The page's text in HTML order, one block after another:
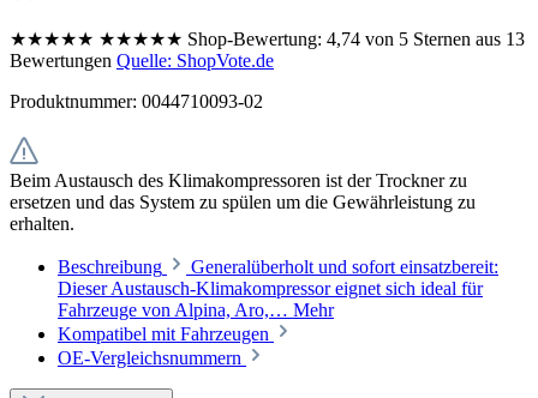
★★★★★ ★★★★★ Shop-Bewertung: 4,74 von 5 Sternen aus 13
Bewertungen Quelle: ShopVote.de
Produktnummer: 0044710093-02
Beim Austausch des Klimakompressoren ist der Trockner zu
ersetzen und das System zu spülen um die Gewährleistung zu
erhalten.
Beschreibung
Generalüberholt und sofort einsatzbereit:
Dieser Austausch-Klimakompressor eignet sich ideal für
Fahrzeuge von Alpina, Aro,… Mehr
Kompatibel mit Fahrzeugen
OE-Vergleichsnummern